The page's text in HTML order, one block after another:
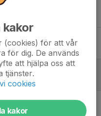
kakor
(cookies) för att vår
för dig. De används
att hjälpa oss att
tjänster.
cookies
kakor